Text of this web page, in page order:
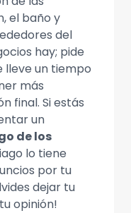
el baño y
del
hay; pide
lleve un tiempo
más
final. Si estás
un
de los
lo tiene
por tu
dejar tu
opinión!